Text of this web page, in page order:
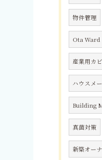
物件管理
Ota Ward
産業用カ
ハウスメ
Building
真菌対策
新築オー